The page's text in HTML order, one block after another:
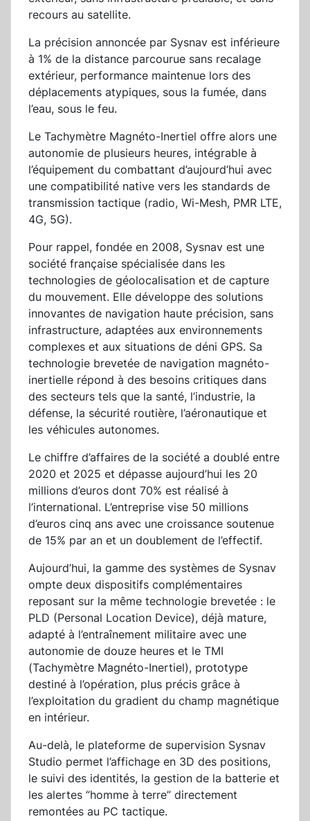
recours au satellite.
La précision annoncée par Sysnav est inférieure
à 1% de la distance parcourue sans recalage
extérieur, performance maintenue lors des
déplacements atypiques, sous la fumée, dans
l’eau, sous le feu.
Le Tachymètre Magnéto-Inertiel offre alors une
autonomie de plusieurs heures, intégrable à
l’équipement du combattant d’aujourd’hui avec
une compatibilité native vers les standards de
transmission tactique (radio, Wi-Mesh, PMR LTE,
4G, 5G).
Pour rappel, fondée en 2008, Sysnav est une
société française spécialisée dans les
technologies de géolocalisation et de capture
du mouvement. Elle développe des solutions
innovantes de navigation haute précision, sans
infrastructure, adaptées aux environnements
complexes et aux situations de déni GPS. Sa
technologie brevetée de navigation magnéto-
inertielle répond à des besoins critiques dans
des secteurs tels que la santé, l’industrie, la
défense, la sécurité routière, l’aéronautique et
les véhicules autonomes.
Le chiffre d’affaires de la société a doublé entre
2020 et 2025 et dépasse aujourd’hui les 20
millions d’euros dont 70% est réalisé à
l’international. L’entreprise vise 50 millions
d’euros cinq ans avec une croissance soutenue
de 15% par an et un doublement de l’effectif.
Aujourd’hui, la gamme des systèmes de Sysnav
ompte deux dispositifs complémentaires
reposant sur la même technologie brevetée : le
PLD (Personal Location Device), déjà mature,
adapté à l’entraînement militaire avec une
autonomie de douze heures et le TMI
(Tachymètre Magnéto-Inertiel), prototype
destiné à l’opération, plus précis grâce à
l’exploitation du gradient du champ magnétique
en intérieur.
Au-delà, le plateforme de supervision Sysnav
Studio permet l’affichage en 3D des positions,
le suivi des identités, la gestion de la batterie et
les alertes “homme à terre” directement
remontées au PC tactique.